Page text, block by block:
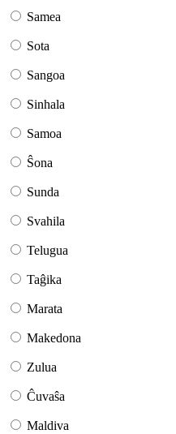
Samea
Sota
Sangoa
Sinhala
Samoa
Ŝona
Sunda
Svahila
Telugua
Taĝika
Marata
Makedona
Zulua
Ĉuvaŝa
Maldiva